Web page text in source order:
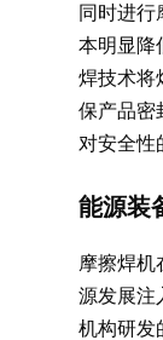
同时进行
本明显降
焊技术将
保产品密
对安全性
能源装
摩擦焊机
源发展注
机构研发